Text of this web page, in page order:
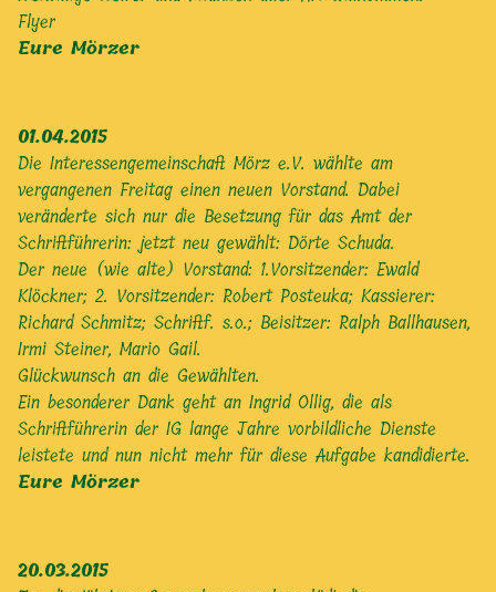
Flyer
Eure Mörzer
01.04.2015
Die Interessengemeinschaft Mörz e.V. wählte am
vergangenen Freitag einen neuen Vorstand. Dabei
veränderte sich nur die Besetzung für das Amt der
Schriftführerin: jetzt neu gewählt: Dörte Schuda.
Der neue (wie alte) Vorstand: 1.Vorsitzender: Ewald
Klöckner; 2. Vorsitzender: Robert Posteuka; Kassierer:
Richard Schmitz; Schriftf. s.o.; Beisitzer: Ralph Ballhausen,
Irmi Steiner, Mario Gail.
Glückwunsch an die Gewählten.
Ein besonderer Dank geht an Ingrid Ollig, die als
Schriftführerin der IG lange Jahre vorbildliche Dienste
leistete und nun nicht mehr für diese Aufgabe kandidierte.
Eure Mörzer
20.03.2015